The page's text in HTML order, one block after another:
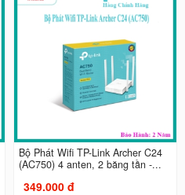
Bộ Phát Wifi TP-Link Archer C24
(AC750) 4 anten, 2 băng tần -...
349.000 đ